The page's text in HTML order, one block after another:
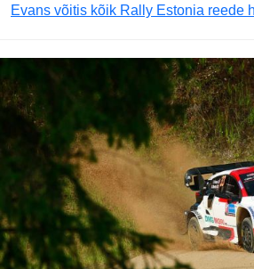
Evans võitis kõik Rally Estonia reede